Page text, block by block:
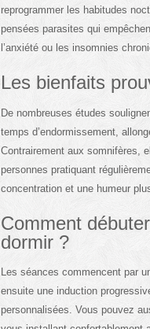
reprogrammer les habitudes
pensées parasites qui
l’anxiété ou les insomnies
Les bienfaits
De nombreuses études
temps d’endormissement,
Contrairement aux somnifères,
personnes pratiquant
concentration et une humeur
Comment
dormir ?
Les séances commencent par
ensuite une induction
personnalisées. Vous pouvez